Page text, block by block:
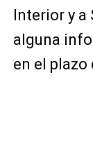
Interior y a
alguna
en el plazo